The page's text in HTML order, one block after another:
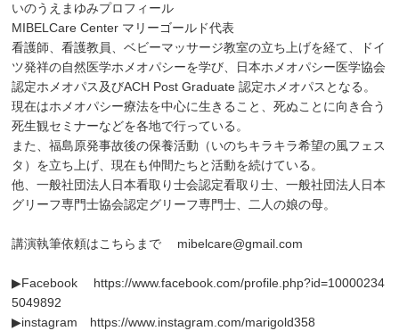
いのうえまゆみプロフィール
MIBELCare Center マリーゴールド代表
看護師、看護教員、ベビーマッサージ教室の立ち上げを経て、ドイ
ツ発祥の自然医学ホメオパシーを学び、日本ホメオパシー医学協会
認定ホメオパス及びACH Post Graduate 認定ホメオパスとなる。
現在はホメオパシー療法を中心に生きること、死ぬことに向き合う
死生観セミナーなどを各地で行っている。
また、福島原発事故後の保養活動（いのちキラキラ希望の風フェス
タ）を立ち上げ、現在も仲間たちと活動を続けている。
他、一般社団法人日本看取り士会認定看取り士、一般社団法人日本
グリーフ専門士協会認定グリーフ専門士、二人の娘の母。
講演執筆依頼はこちらまで mibelcare@gmail.com
▶Facebook https://www.facebook.com/profile.php?id=10000234
5049892
▶instagram https://www.instagram.com/marigold358